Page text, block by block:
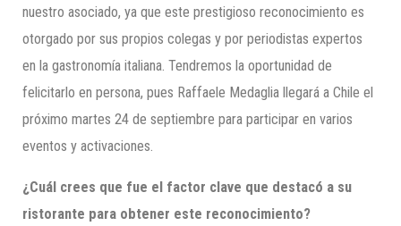
nuestro asociado, ya que este prestigioso reconocimiento es
otorgado por sus propios colegas y por periodistas expertos
en la gastronomía italiana. Tendremos la oportunidad de
felicitarlo en persona, pues Raffaele Medaglia llegará a Chile el
próximo martes 24 de septiembre para participar en varios
eventos y activaciones.
¿Cuál crees que fue el factor clave que destacó a su
ristorante para obtener este reconocimiento?